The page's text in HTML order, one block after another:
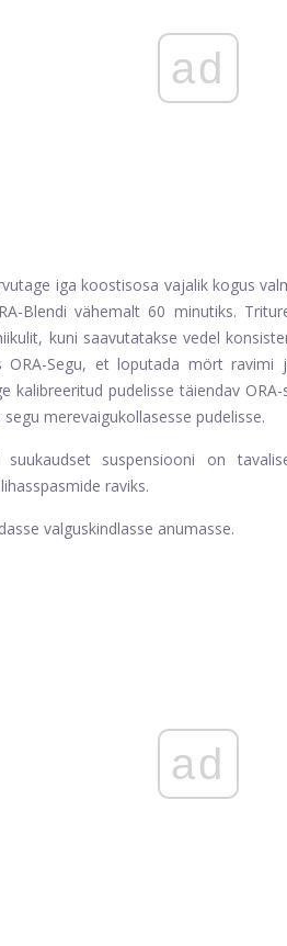
ad
iga koostisosa vajalik kogus
Blendi vähemalt 60 minutiks.
kuni saavutatakse vedel
ORA-Segu, et loputada mört ravimi
kalibreeritud pudelisse täiendav
merevaigukollasesse pudelisse.
suukaudset suspensiooni on
raviks.
valguskindlasse anumasse.
ad